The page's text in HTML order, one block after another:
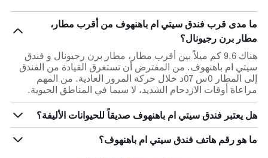
ما مدى قرب فندق سيتي ام باهنهوف من أقرب مطار،
مطار برن رجيونال؟
هناك 9.6 كم ميلاً بين أقرب مطار، مطار برن رجيونال و فندق
سيتي ام باهنهوف. من المفترض أن تستغرق القيادة من الفندق
إلى المطار 0س 07د خلال حركة المرور العادية. من المهم
مراعاة أوقات الازدحام الشديد، لا سيما في المناطق الحيوية.
هل يعتبر فندق سيتي ام باهنهوف صديقاً للحيوانات الأليفة؟
ما هو رقم هاتف فندق سيتي ام باهنهوف؟